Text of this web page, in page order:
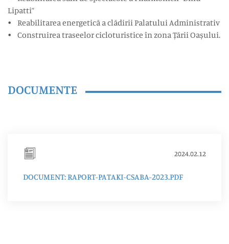
Lipatti”
• Reabilitarea energetică a clădirii Palatului Administrativ
• Construirea traseelor cicloturistice în zona Țării Oașului.
DOCUMENTE
2024.02.12
DOCUMENT: RAPORT-PATAKI-CSABA-2023.PDF